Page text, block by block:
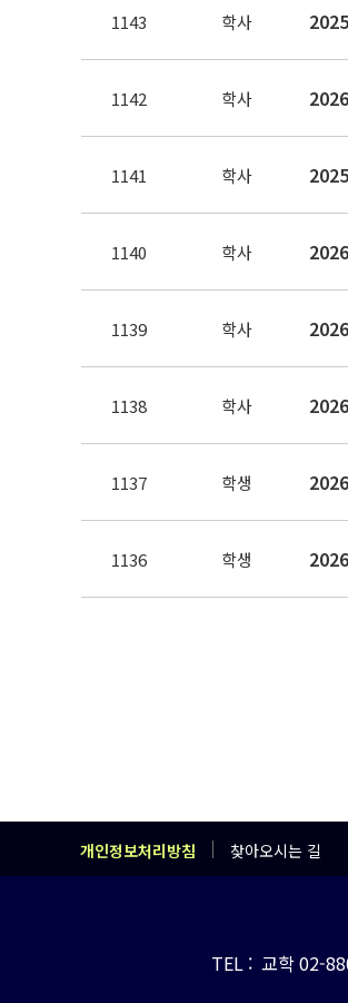
1143 학사
1142 학사
1141 학사
1140 학사
1139 학사
1138 학사
1137 학생
1136 학생
개인정보처리방침 찾아오시는 길
TEL : 교학 02-